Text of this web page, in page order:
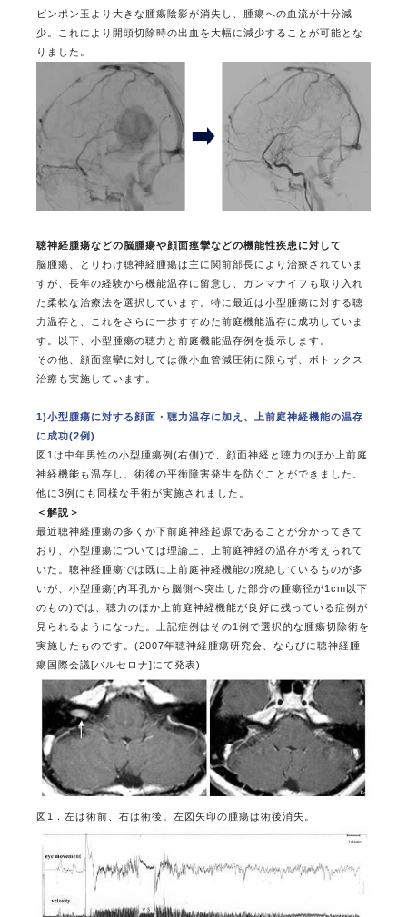
ピンポン玉より大きな腫瘍陰影が消失し、腫瘍への血流が十分減
少。これにより開頭切除時の出血を大幅に減少することが可能とな
りました。
聴神経腫瘍などの脳腫瘍や顔面痙攣などの機能性疾患に対して
脳腫瘍、とりわけ聴神経腫瘍は主に関前部長により治療されていま
すが、長年の経験から機能温存に留意し、ガンマナイフも取り入れ
た柔軟な治療法を選択しています。特に最近は小型腫瘍に対する聴
力温存と、これをさらに一歩すすめた前庭機能温存に成功していま
す。以下、小型腫瘍の聴力と前庭機能温存例を提示します。
その他、顔面痙攣に対しては微小血管減圧術に限らず、ボトックス
治療も実施しています。
1)小型腫瘍に対する顔面・聴力温存に加え、上前庭神経機能の温存
に成功(2例)
図1は中年男性の小型腫瘍例(右側)で、顔面神経と聴力のほか上前庭
神経機能も温存し、術後の平衡障害発生を防ぐことができました。
他に3例にも同様な手術が実施されました。
＜解説＞
最近聴神経腫瘍の多くが下前庭神経起源であることが分かってきて
おり、小型腫瘍については理論上、上前庭神経の温存が考えられて
いた。聴神経腫瘍では既に上前庭神経機能の廃絶しているものが多
いが、小型腫瘍(内耳孔から脳側へ突出した部分の腫瘍径が1cm以下
のもの)では、聴力のほか上前庭神経機能が良好に残っている症例が
見られるようになった。上記症例はその1例で選択的な腫瘍切除術を
実施したものです。(2007年聴神経腫瘍研究会、ならびに聴神経腫
瘍国際会議[バルセロナ]にて発表)
図1．左は術前、右は術後。左図矢印の腫瘍は術後消失。